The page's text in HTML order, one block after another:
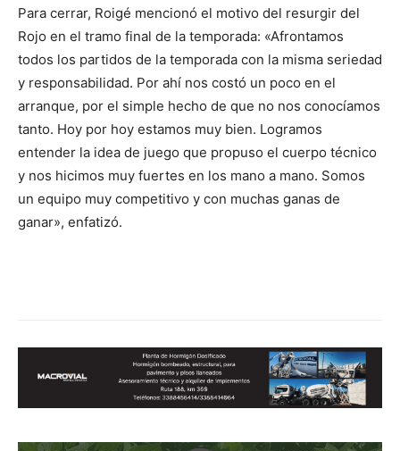
Para cerrar, Roigé mencionó el motivo del resurgir del
Rojo en el tramo final de la temporada: «Afrontamos
todos los partidos de la temporada con la misma seriedad
y responsabilidad. Por ahí nos costó un poco en el
arranque, por el simple hecho de que no nos conocíamos
tanto. Hoy por hoy estamos muy bien. Logramos
entender la idea de juego que propuso el cuerpo técnico
y nos hicimos muy fuertes en los mano a mano. Somos
un equipo muy competitivo y con muchas ganas de
ganar», enfatizó.